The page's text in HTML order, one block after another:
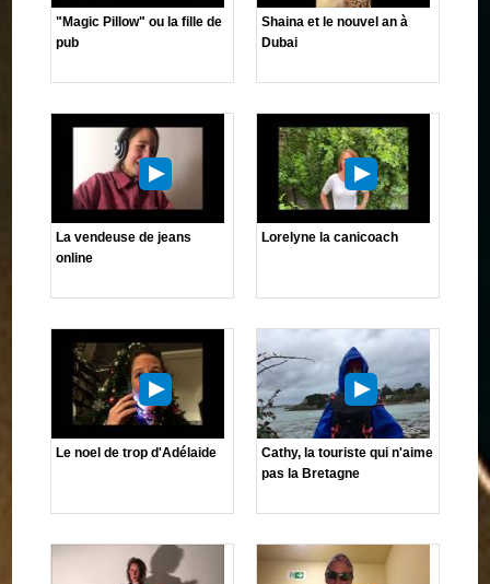
"Magic Pillow" ou la fille de
pub
Shaina et le nouvel an à
Dubai
La vendeuse de jeans
online
Lorelyne la canicoach
Le noel de trop d'Adélaide
Cathy, la touriste qui n'aime
pas la Bretagne